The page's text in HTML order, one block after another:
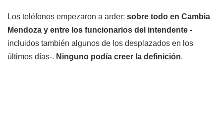
Los teléfonos empezaron a arder: sobre todo en Cambia
Mendoza y entre los funcionarios del intendente -
incluidos también algunos de los desplazados en los
últimos días-. Ninguno podía creer la definición.